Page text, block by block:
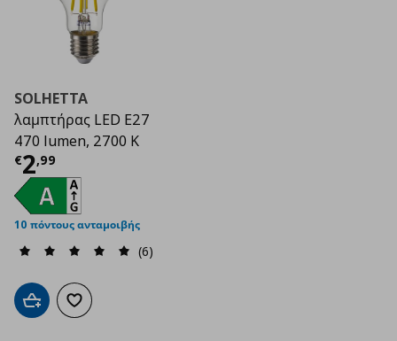
SOLHETTA
λαμπτήρας LED E27
470 lumen, 2700 K
€2,99
Τρέχουσα τιμή
10 πόντους ανταμοιβής
(6)
Προσθήκη στο καλάθι
Προσθήκη στα αγαπημένα